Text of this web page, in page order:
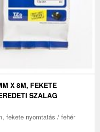
X 8M, FEKETE
SZALAG
fekete nyomtatás / fehér